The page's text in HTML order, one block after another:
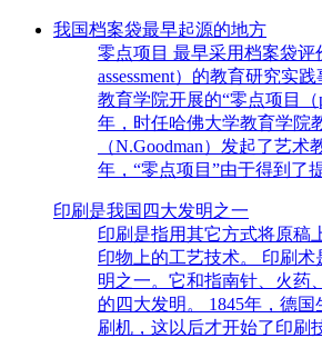
我国档案袋最早起源的地方
零点项目 最早采用档案袋评
assessment）的教育研究实
教育学院开展的“零点项目（
年，时任哈佛大学教育学院
（N.Goodman）发起了艺术
年，“零点项目”由于得到了
印刷是我国四大发明之一
印刷是指用其它方式将原稿
印物上的工艺技术。 印刷
明之一。它和指南针、火药
的四大发明。 1845年，德
刷机，这以后才开始了印刷